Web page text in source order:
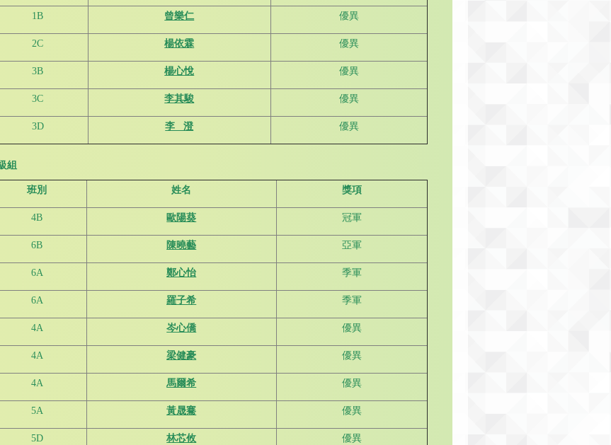
1B 曾樂仁 優異
2C 楊依霖 優異
3B 楊心悅 優異
3C 李其駿 優異
3D 李 澄 優異
組
班別 姓名 獎項
4B 歐陽葵 冠軍
6B 陳曉藝 亞軍
6A 鄭心怡 季軍
6A 羅子希 季軍
4A 岑心僑 優異
4A 梁健豪 優異
4A 馬爾希 優異
5A 黃晟騫 優異
5D 林芯攸 優異